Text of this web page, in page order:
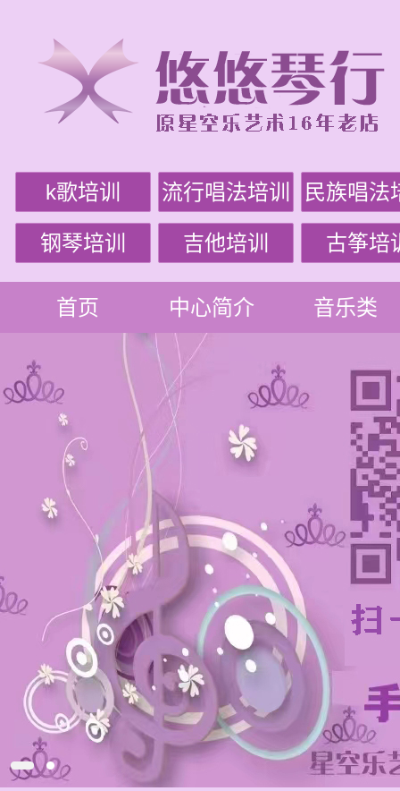
k歌培训 流行唱法培训 民族唱法
钢琴培训 吉他培训 古筝培
首页 中心简介 音乐类